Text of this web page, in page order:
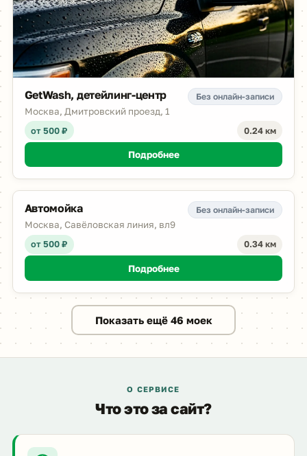
GetWash, детейлинг-центр Без онлайн-записи
Москва, Дмитровский проезд, 1
от 500 ₽
0.24 км
Подробнее
Автомойка Без онлайн-записи
Москва, Савёловская линия, вл9
от 500 ₽
0.34 км
Подробнее
Показать ещё 46 моек
О СЕРВИСЕ
Что это за сайт?